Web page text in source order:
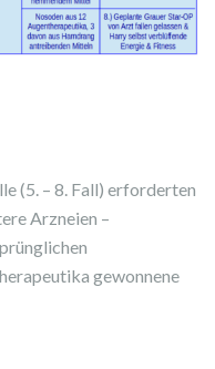
(5. – 8. Fall) erforderten
Arzneien –
gewonnene